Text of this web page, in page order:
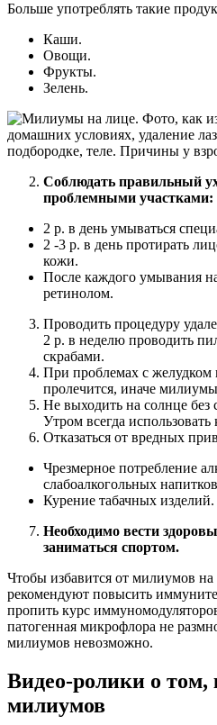
Больше употреблять такие
Каши.
Овощи.
Фрукты.
Зелень.
Соблюдать правильный
проблемными участками:
2 р. в день умываться
2 -3 р. в день протирать
кожи.
После каждого умывания
ретинолом.
Проводить процедуру
2 р. в неделю проводить
скрабами.
При проблемах с
пролечится, иначе
Не выходить на солнце без
Утром всегда
Отказаться от вредных
Чрезмерное потребление
слабоалкогольных
Курение табачных изделий.
Необходимо вести
заниматься спортом.
Чтобы избавится от милиумов на
рекомендуют повысить
пропить курс
патогенная микрофлора не
милиумов невозможно.
Видео-ролики о том,
милиумов